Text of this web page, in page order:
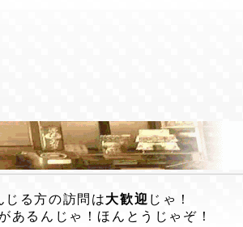
じる方の訪問は大歓迎 じゃ！
あるんじゃ！ほんとうじゃぞ！